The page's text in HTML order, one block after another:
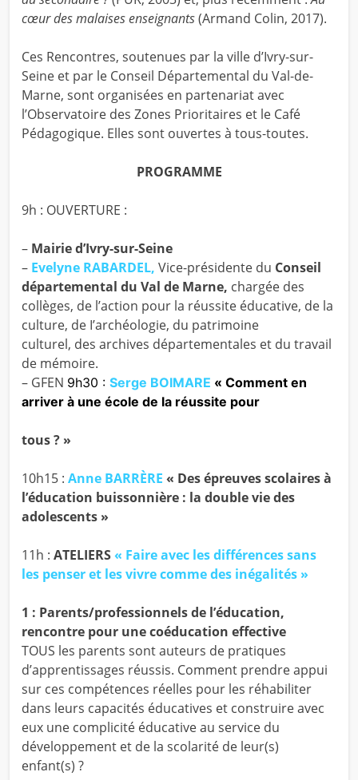
cœur des malaises enseignants(Armand Colin, 2017).
Ces Rencontres, soutenues par la ville d’Ivry-sur-
Seine et par le Conseil Départemental du Val-de-
Marne, sont organisées en partenariat avec
l’Observatoire des Zones Prioritaires et le Café
Pédagogique. Elles sont ouvertes à tous-toutes.
PROGRAMME
9h : OUVERTURE :
– Mairie d’Ivry-sur-Seine
– Evelyne RABARDEL, Vice-présidente du Conseil
départemental du Val de Marne, chargée des
collèges, de l’action pour la réussite éducative, de la
culture, de I’archéologie, du patrimoine
culturel, des archives départementales et du travail
de mémoire.
– GFEN 9h30 : Serge BOIMARE « Comment en
arriver à une école de la réussite pour
tous ? »
10h15 : Anne BARRÈRE « Des épreuves scolaires à
l’éducation buissonnière : la double vie des
adolescents »
11h : ATELIERS« Faire avec les différences sans
les penser et les vivre comme des inégalités »
1 : Parents/professionnels de l’éducation,
rencontre pour une coéducation effective
TOUS les parents sont auteurs de pratiques
d’apprentissages réussis. Comment prendre appui
sur ces compétences réelles pour les réhabiliter
dans leurs capacités éducatives et construire avec
eux une complicité éducative au service du
développement et de la scolarité de leur(s)
enfant(s) ?